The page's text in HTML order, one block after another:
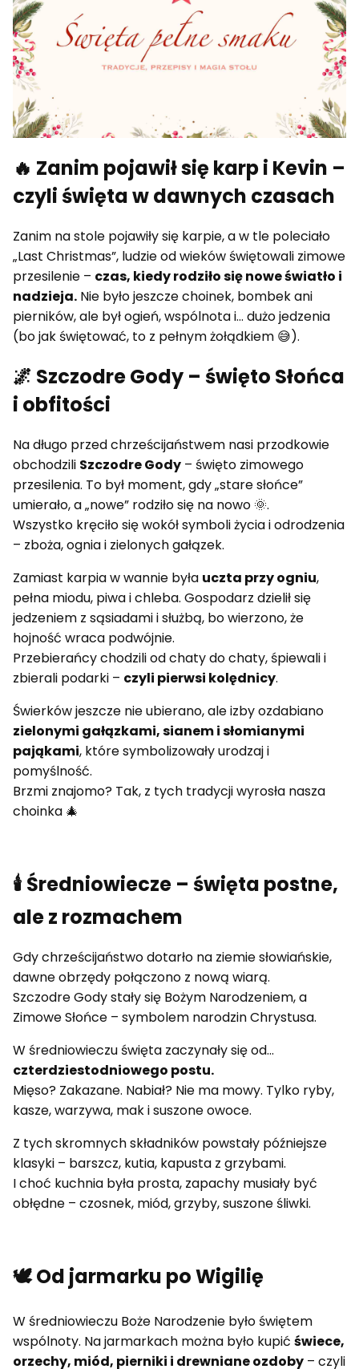
🔥 Zanim pojawił się karp i Kevin –
czyli święta w dawnych czasach
Zanim na stole pojawiły się karpie, a w tle poleciało
„Last Christmas”, ludzie od wieków świętowali zimowe
przesilenie – czas, kiedy rodziło się nowe światło i
nadzieja. Nie było jeszcze choinek, bombek ani
pierników, ale był ogień, wspólnota i... dużo jedzenia
(bo jak świętować, to z pełnym żołądkiem 😅).
🌌 Szczodre Gody – święto Słońca
i obfitości
Na długo przed chrześcijaństwem nasi przodkowie
obchodzili Szczodre Gody – święto zimowego
przesilenia. To był moment, gdy „stare słońce”
umierało, a „nowe” rodziło się na nowo 🌞.
Wszystko kręciło się wokół symboli życia i odrodzenia
– zboża, ognia i zielonych gałązek.
Zamiast karpia w wannie była uczta przy ogniu,
pełna miodu, piwa i chleba. Gospodarz dzielił się
jedzeniem z sąsiadami i służbą, bo wierzono, że
hojność wraca podwójnie.
Przebierańcy chodzili od chaty do chaty, śpiewali i
zbierali podarki – czyli pierwsi kolędnicy.
Świerków jeszcze nie ubierano, ale izby ozdabiano
zielonymi gałązkami, sianem i słomianymi
pająkami, które symbolizowały urodzaj i
pomyślność.
Brzmi znajomo? Tak, z tych tradycji wyrosła nasza
choinka 🎄
🕯 Średniowiecze – święta postne,
ale z rozmachem
Gdy chrześcijaństwo dotarło na ziemie słowiańskie,
dawne obrzędy połączono z nową wiarą.
Szczodre Gody stały się Bożym Narodzeniem, a
Zimowe Słońce – symbolem narodzin Chrystusa.
W średniowieczu święta zaczynały się od...
czterdziestodniowego postu.
Mięso? Zakazane. Nabiał? Nie ma mowy. Tylko ryby,
kasze, warzywa, mak i suszone owoce.
Z tych skromnych składników powstały późniejsze
klasyki – barszcz, kutia, kapusta z grzybami.
I choć kuchnia była prosta, zapachy musiały być
obłędne – czosnek, miód, grzyby, suszone śliwki.
🕊 Od jarmarku po Wigilię
W średniowieczu Boże Narodzenie było świętem
wspólnoty. Na jarmarkach można było kupić świece,
orzechy, miód, pierniki i drewniane ozdoby – czyli